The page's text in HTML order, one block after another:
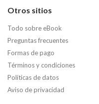
Otros sitios
Todo sobre eBook
Preguntas frecuentes
Formas de pago
Términos y condiciones
Políticas de datos
Aviso de privacidad